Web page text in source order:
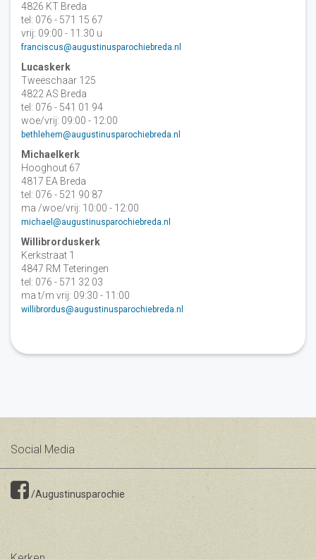
4826 KT Breda
tel: 076 - 571 15 67
vrij: 09:00 - 11.30 u
franciscus@augustinusparochiebreda.nl
Lucaskerk
Tweeschaar 125
4822 AS Breda
tel: 076 - 541 01 94
woe/vrij: 09:00 - 12:00
bethlehem@augustinusparochiebreda.nl
Michaelkerk
Hooghout 67
4817 EA Breda
tel: 076 - 521 90 87
ma /woe/vrij: 10:00 - 12:00
michael@augustinusparochiebreda.nl
Willibrorduskerk
Kerkstraat 1
4847 RM Teteringen
tel: 076 - 571 32 03
ma t/m vrij: 09:30 - 11:00
willibrordus@augustinusparochiebreda.nl
Social Media
/Augustinusparochie